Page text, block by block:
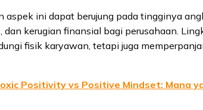
aspek ini dapat berujung pada tingginya
dan kerugian finansial bagi perusahaan.
fisik karyawan, tetapi juga
Positivity vs Positive Mindset: Mana